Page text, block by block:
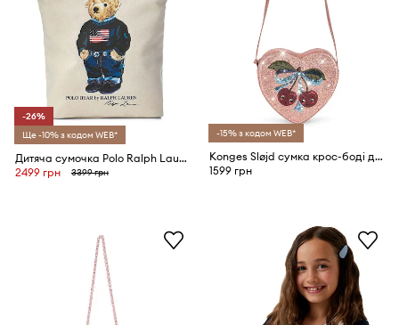
-26%
Ще -10% з кодом WEB*
Дитяча сумочка Polo Ralph Lauren
2499 грн
3399 грн
-15% з кодом WEB*
Konges Sløjd сумка крос-боді дитяча TUT SHOULDER BAG
1599 грн